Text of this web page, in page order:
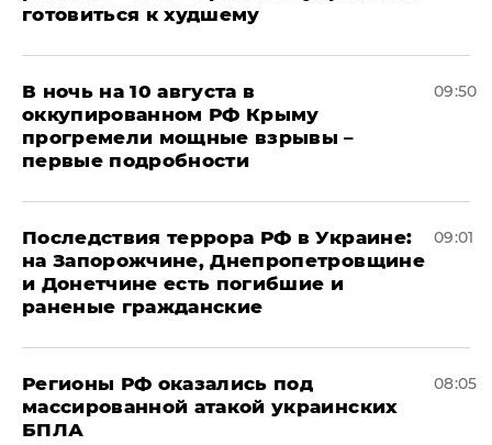
готовиться к худшему
В ночь на 10 августа в
оккупированном РФ Крыму
прогремели мощные взрывы –
первые подробности
09:50
Последствия террора РФ в Украине:
на Запорожчине, Днепропетровщине
и Донетчине есть погибшие и
раненые гражданские
09:01
Регионы РФ оказались под
массированной атакой украинских
БПЛА
08:05